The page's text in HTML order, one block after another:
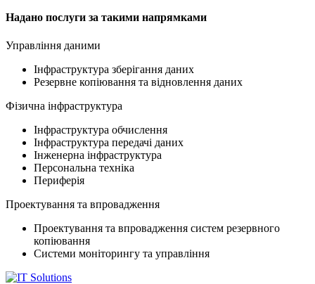
Надано послуги за такими напрямками
Управління даними
Інфраструктура зберігання даних
Резервне копіювання та відновлення даних
Фізична інфраструктура
Інфраструктура обчислення
Інфраструктура передачі даних
Інженерна інфраструктура
Персональна техніка
Периферія
Проектування та впровадження
Проектування та впровадження систем резервного
копіювання
Системи моніторингу та управління